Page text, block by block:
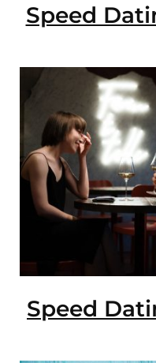
Speed
Speed